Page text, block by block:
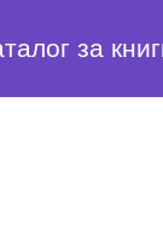
за